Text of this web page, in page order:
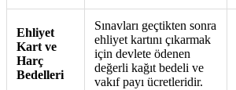
Ehliyet
Kart ve
Harç
Bedelleri
Sınavları geçtikten sonra
ehliyet kartını çıkarmak
için devlete ödenen
değerli kağıt bedeli ve
vakıf payı ücretleridir.